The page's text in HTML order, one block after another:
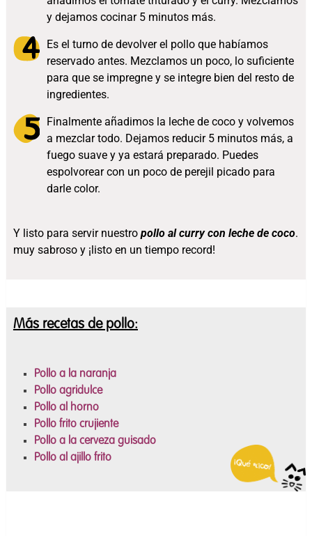
y dejamos cocinar 5 minutos más.
Es el turno de devolver el pollo que habíamos
reservado antes. Mezclamos un poco, lo suficiente
para que se impregne y se integre bien del resto de
ingredientes.
Finalmente añadimos la leche de coco y volvemos
a mezclar todo. Dejamos reducir 5 minutos más, a
fuego suave y ya estará preparado. Puedes
espolvorear con un poco de perejil picado para
darle color.
Y listo para servir nuestro pollo al curry con leche de coco.
muy sabroso y ¡listo en un tiempo record!
Más recetas de pollo:
Pollo a la naranja
Pollo agridulce
Pollo al horno
Pollo frito crujiente
Pollo a la cerveza guisado
Pollo al ajillo frito